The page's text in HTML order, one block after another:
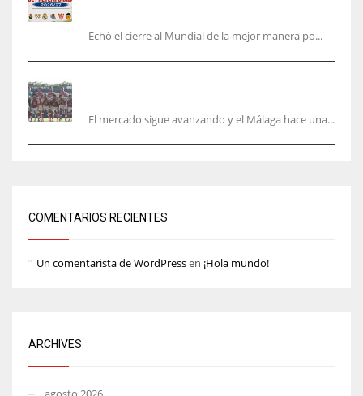
Echó el cierre al Mundial de la mejor manera po...
El mercado sigue avanzando y el Málaga hace una...
COMENTARIOS RECIENTES
Un comentarista de WordPressen ¡Hola mundo!
ARCHIVES